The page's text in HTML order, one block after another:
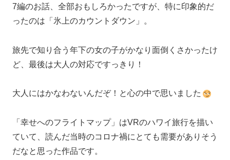
7編のお話、全部おもしろかったですが、特に印象的だ
ったのは「氷上のカウントダウン」。
旅先で知り合う年下の女の子がかなり面倒くさかったけ
ど、最後は大人の対応ですっきり！
大人にはかなわないんだぞ！と心の中で思いました
「幸せへのフライトマップ」はVRのハワイ旅行を描い
ていて、読んだ当時のコロナ禍にとても需要がありそう
だなと思った作品です。